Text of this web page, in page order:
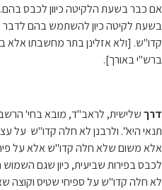
אם כבר בשעת הלקיטה כיוון לכבס
בשעת לקיטה כיון להשתמש בהם לדבר
קדו"ש. [ולא אזלינן בתר מחשבתו אלא
ברש"י באורך].
דרךשלישית, לראב"ד, מובא בחי'
תנאי היא". ולרבנן לא חלה קדו"ש על
אלא משום שלא חלה קדו"ש אלא על
לכבס בפירות שביעית, כיון שגם השמוש
לא חלה קדו"ש על ספיחי שטיס וקוצה